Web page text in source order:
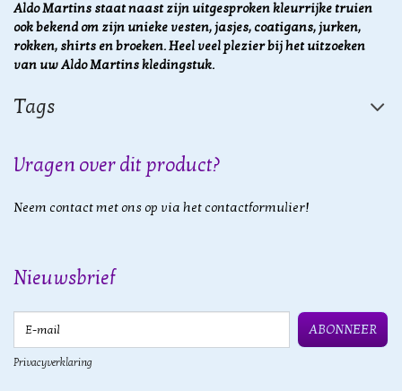
Aldo Martins staat naast zijn uitgesproken kleurrijke truien
ook bekend om zijn unieke vesten, jasjes, coatigans, jurken,
rokken, shirts en broeken. Heel veel plezier bij het uitzoeken
van uw Aldo Martins kledingstuk.
Tags
Vragen over dit product?
Neem contact met ons op via het contactformulier!
Nieuwsbrief
ABONNEER
Privacyverklaring